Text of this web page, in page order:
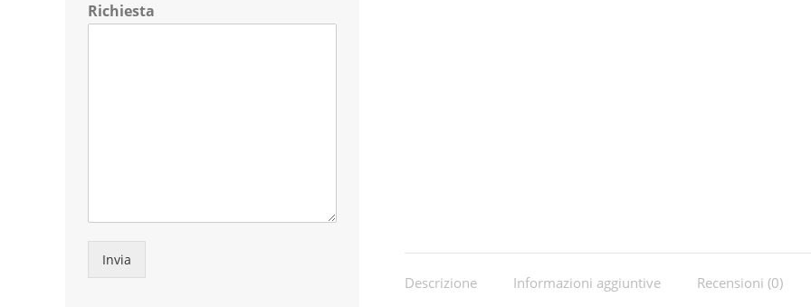
Descrizione Informazioni aggiuntive Recensioni (0)
Richiesta
Invia